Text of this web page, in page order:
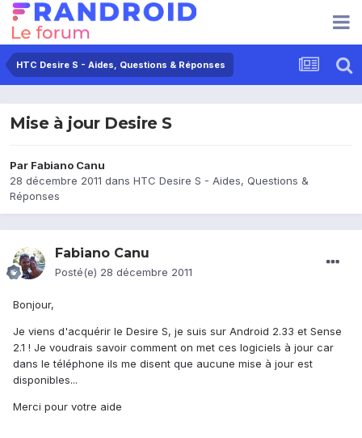
HTC Desire S - Aides, Questions & Réponses
Mise à jour Desire S
Par Fabiano Canu
28 décembre 2011 dans HTC Desire S - Aides, Questions &
Réponses
Fabiano Canu
Posté(e) 28 décembre 2011
Bonjour,
Je viens d'acquérir le Desire S, je suis sur Android 2.33 et Sense
2.1 ! Je voudrais savoir comment on met ces logiciels à jour car
dans le téléphone ils me disent que aucune mise à jour est
disponibles...
Merci pour votre aide